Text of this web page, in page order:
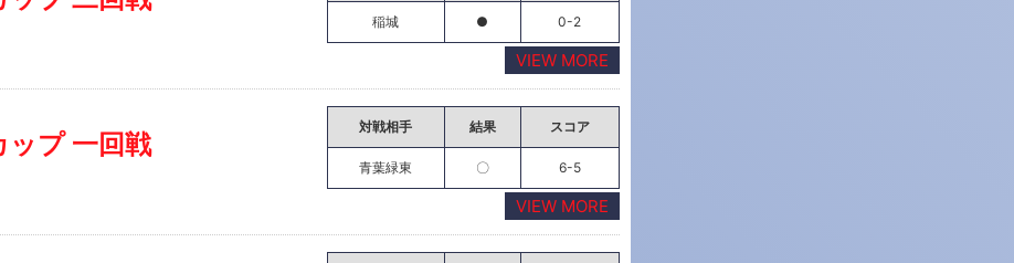
稲城 ● 0-2
VIEW MORE
プ 一回戦
対戦相手 結果 スコア
青葉緑東 〇 6-5
VIEW MORE